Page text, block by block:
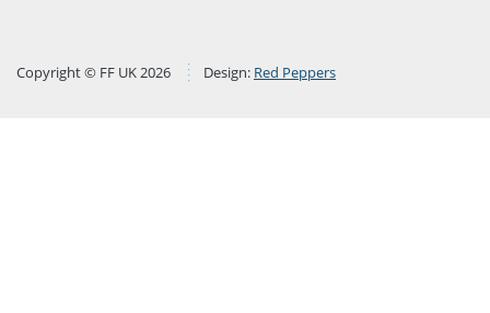
Copyright © FF UK 2026 Design: Red Peppers